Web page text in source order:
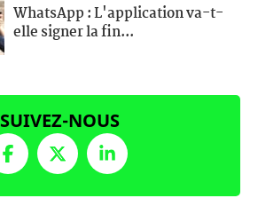
WhatsApp : L'application va-t-
elle signer la fin...
SUIVEZ-NOUS